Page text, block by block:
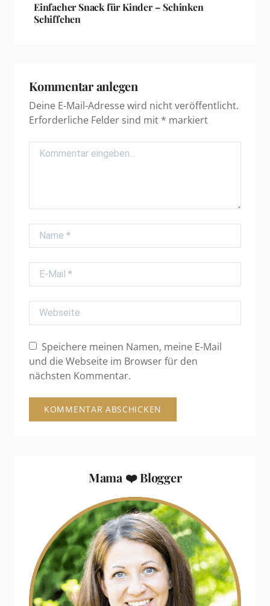
Einfacher Snack für Kinder – Schinken
Schiffchen
Kommentar anlegen
Deine E-Mail-Adresse wird nicht veröffentlicht.
Erforderliche Felder sind mit * markiert
Comment
Name
E-Mail
Webseite
Speichere meinen Namen, meine E-Mail
und die Webseite im Browser für den
nächsten Kommentar.
Mama ❤️ Blogger